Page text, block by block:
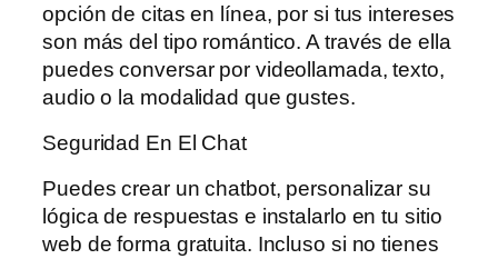
opción de citas en línea, por si tus intereses
son más del tipo romántico. A través de ella
puedes conversar por videollamada, texto,
audio o la modalidad que gustes.
Seguridad En El Chat
Puedes crear un chatbot, personalizar su
lógica de respuestas e instalarlo en tu sitio
web de forma gratuita. Incluso si no tienes